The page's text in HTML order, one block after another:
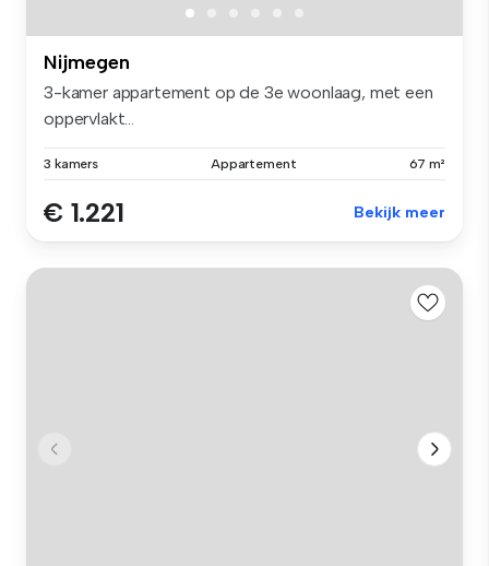
Nijmegen
3-kamer appartement op de 3e woonlaag, met een
oppervlakt...
3 kamers Appartement 67 m²
€ 1.221 Bekijk meer